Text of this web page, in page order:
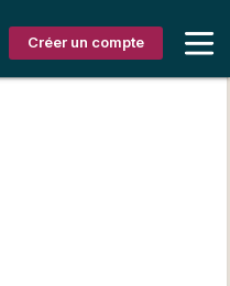
Créer un compte